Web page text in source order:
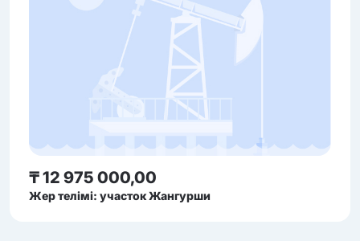
₸ 12 975 000,00
Жер телімі: участок Жангурши